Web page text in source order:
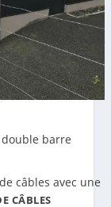
barre
CÂBLES